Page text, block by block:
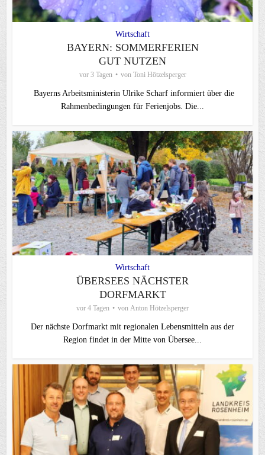
Wirtschaft
BAYERN: SOMMERFERIEN
GUT NUTZEN
vor 3 Tagen von Toni Hötzelsperger
Bayerns Arbeitsministerin Ulrike Scharf informiert über die
Rahmenbedingungen für Ferienjobs. Die...
Wirtschaft
ÜBERSEES NÄCHSTER
DORFMARKT
vor 4 Tagen von Anton Hötzelsperger
Der nächste Dorfmarkt mit regionalen Lebensmitteln aus der
Region findet in der Mitte von Übersee...